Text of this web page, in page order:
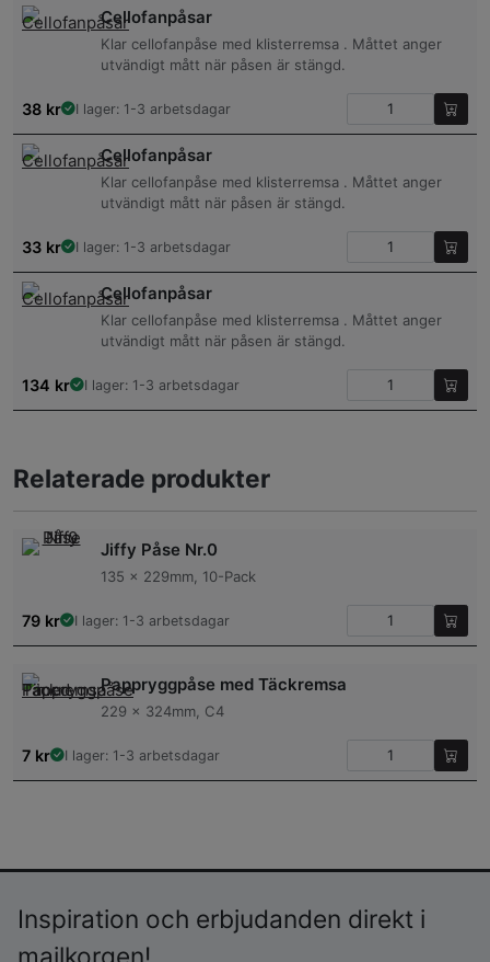
Cellofanpåsar
Klar cellofanpåse med klisterremsa . Måttet anger
utvändigt mått när påsen är stängd.
38 kr I lager: 1-3 arbetsdagar
Cellofanpåsar
Klar cellofanpåse med klisterremsa . Måttet anger
utvändigt mått när påsen är stängd.
33 kr I lager: 1-3 arbetsdagar
Cellofanpåsar
Klar cellofanpåse med klisterremsa . Måttet anger
utvändigt mått när påsen är stängd.
134 kr I lager: 1-3 arbetsdagar
Relaterade produkter
Jiffy Påse Nr.0
135 x 229mm, 10-Pack
79 kr I lager: 1-3 arbetsdagar
Pappryggpåse med Täckremsa
229 x 324mm, C4
7 kr I lager: 1-3 arbetsdagar
Inspiration och erbjudanden direkt i
mailkorgen!